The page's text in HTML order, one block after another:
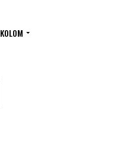
KOLOM